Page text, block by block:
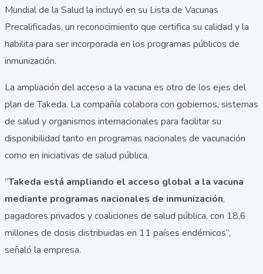
Mundial de la Salud la incluyó en su Lista de Vacunas
Precalificadas, un reconocimiento que certifica su calidad y la
habilita para ser incorporada en los programas públicos de
inmunización.
La ampliación del acceso a la vacuna es otro de los ejes del
plan de Takeda. La compañía colabora con gobiernos, sistemas
de salud y organismos internacionales para facilitar su
disponibilidad tanto en programas nacionales de vacunación
como en iniciativas de salud pública.
“Takeda está ampliando el acceso global a la vacuna
mediante programas nacionales de inmunización,
pagadores privados y coaliciones de salud pública, con 18,6
millones de dosis distribuidas en 11 países endémicos”,
señaló la empresa.